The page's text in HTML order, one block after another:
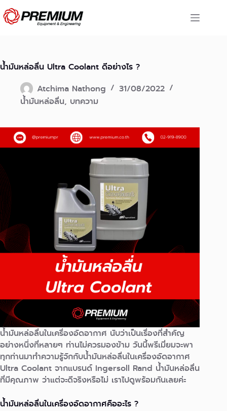
Skip
to
content
น้ำมันหล่อลื่น Ultra Coolant ดีอย่างไร ?
Atchima Nathong
31/08/2022
น้ำมันหล่อลื่น, บทความ
น้ำมันหล่อลื่นในเครื่องอัดอากาศ นับว่าเป็นเรื่องที่สำคัญ
อย่างหนึ่งที่หลายๆ ท่านไม่ควรมองข้าม วันนี้พรีเมี่ยมจะพา
ทุกท่านมาทำความรู้จักกับน้ำมันหล่อลื่นในเครื่องอัดอากาศ
Ultra Coolant จากแบรนด์ Ingersoll Rand น้ำมันหล่อลื่น
ที่มีคุณภาพ ว่าแต่จะดีจริงหรือไม่ เราไปดูพร้อมกันเลยค่ะ
น้ำมันหล่อลื่นในเครื่องอัดอากาศคืออะไร ?